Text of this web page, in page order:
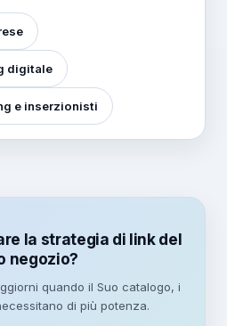
digitale
e inserzionisti
la strategia di link del
negozio?
quando il Suo catalogo, i
di più potenza.